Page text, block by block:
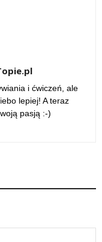
i ćwiczeń, ale
lepiej! A teraz
pasją :-)